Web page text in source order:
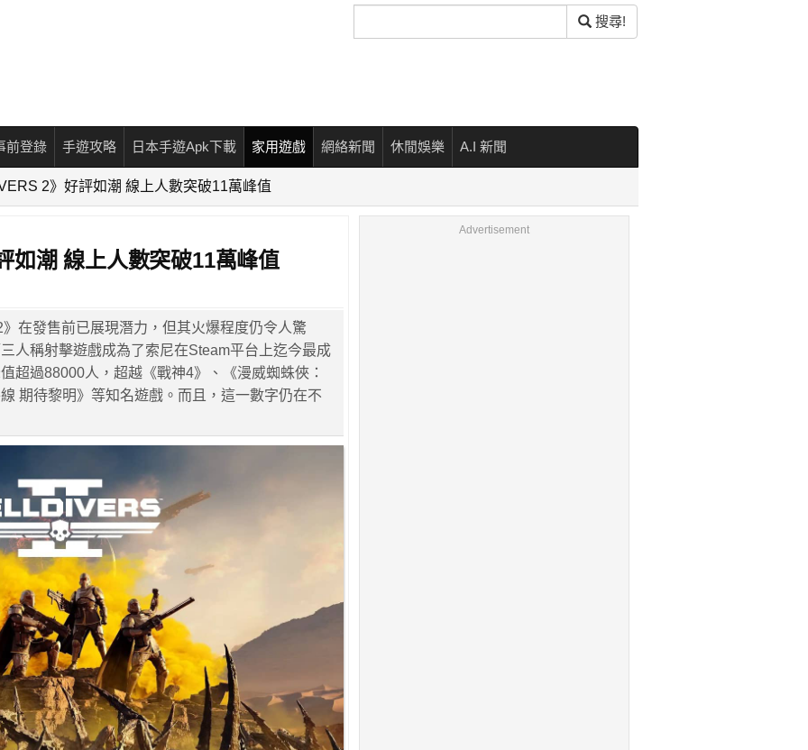
尋
搜尋!
前登錄 手遊攻略 日本手遊Apk下載 家用遊戲 網絡新聞 休閒娛樂 A.I 新聞
2》好評如潮 線上人數突破11萬峰值
如潮 線上人數突破11萬峰值
在發售前已展現潛力，但其火爆程度仍令人驚
人稱射擊遊戲成為了索尼在Steam平台上迄今最成
超過88000人，超越《戰神4》、《漫威蜘蛛俠：
期待黎明》等知名遊戲。而且，這一數字仍在不
Advertisement